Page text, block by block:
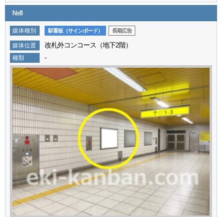
№8
媒体種別 駅看板（サインボード） 長期広告
媒体位置 改札外コンコース（地下2階）
種類 -